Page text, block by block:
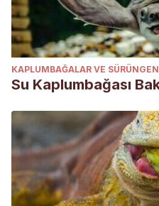
KAPLUMBAĞALAR VE
Su Kaplumbağası